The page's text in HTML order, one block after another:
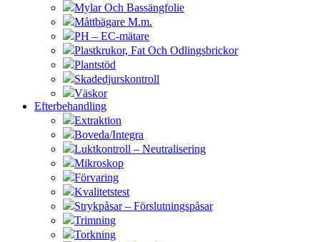
Mylar Och Bassängfolie
Måttbägare M.m.
PH – EC-mätare
Plastkrukor, Fat Och Odlingsbrickor
Plantstöd
Skadedjurskontroll
Väskor
Efterbehandling
Extraktion
Boveda/Integra
Luktkontroll – Neutralisering
Mikroskop
Förvaring
Kvalitetstest
Strykpåsar – Förslutningspåsar
Trimning
Torkning